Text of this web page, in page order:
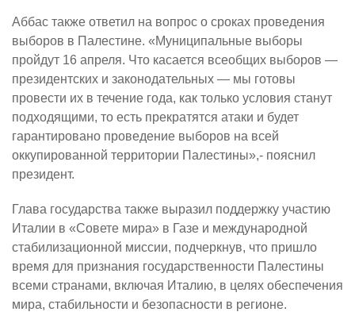
Аббас также ответил на вопрос о сроках проведения
выборов в Палестине. «Муниципальные выборы
пройдут 16 апреля. Что касается всеобщих выборов —
президентских и законодательных — мы готовы
провести их в течение года, как только условия станут
подходящими, то есть прекратятся атаки и будет
гарантировано проведение выборов на всей
оккупированной территории Палестины»,- пояснил
президент.
Глава государства также выразил поддержку участию
Италии в «Совете мира» в Газе и международной
стабилизационной миссии, подчеркнув, что пришло
время для признания государственности Палестины
всеми странами, включая Италию, в целях обеспечения
мира, стабильности и безопасности в регионе.